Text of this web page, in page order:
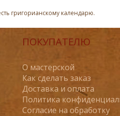
григорианскому календарю.
ПОКУПАТЕЛЮ
О мастерской
Как сделать заказ
Доставка и оплата
Политика
Согласие на обработку